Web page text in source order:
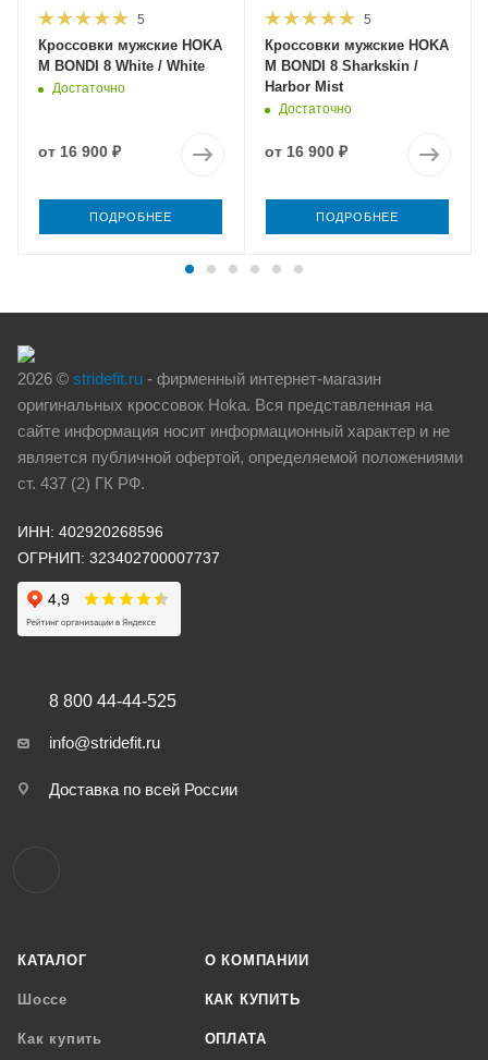
5
Кроссовки мужские HOKA
M BONDI 8 White / White
Достаточно
от 16 900 ₽
ПОДРОБНЕЕ
5
Кроссовки мужские HOKA
M BONDI 8 Sharkskin /
Harbor Mist
Достаточно
от 16 900 ₽
ПОДРОБНЕЕ
2026 © stridefit.ru - фирменный интернет-магазин
оригинальных кроссовок Hoka. Вся представленная на
сайте информация носит информационный характер и не
является публичной офертой, определяемой положениями
ст. 437 (2) ГК РФ.
ИНН: 402920268596
ОГРНИП: 323402700007737
КАТАЛОГ
Шоссе
Как купить
О КОМПАНИИ
КАК КУПИТЬ
ОПЛАТА
8 800 44-44-525
info@stridefit.ru
Доставка по всей России